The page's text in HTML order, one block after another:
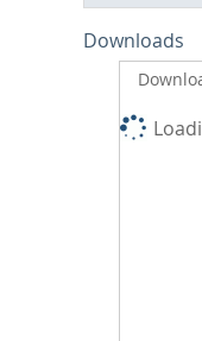
Downloads